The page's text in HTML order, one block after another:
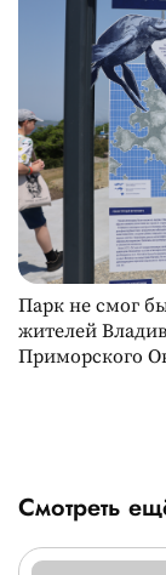
Парк не смог
жителей
Приморского
Смотреть